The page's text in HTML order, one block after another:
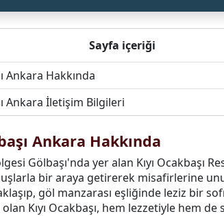
Sayfa içeriği
Ankara Hakkında
Ankara İletişim Bilgileri
Ankara Hakkında
Gölbaşı'nda yer alan Kıyı Ocakbaşı
bir araya getirerek misafirlerine
göl manzarası eşliğinde leziz bir
Kıyı Ocakbaşı, hem lezzetiyle hem